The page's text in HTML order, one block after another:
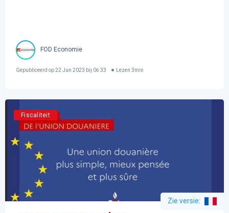
FOD Economie
Gepubliceerd op22 Jun 2023 bij 06:33 Lezen 3min
Fiscaliteit
Zie versie: